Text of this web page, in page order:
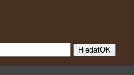
HledatOK